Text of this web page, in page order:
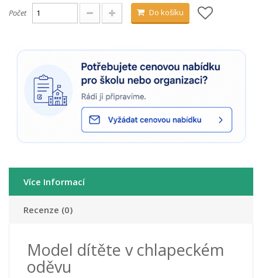
Počet Do košíku
Více Informací
Recenze (0)
Model dítěte v chlapeckém
oděvu